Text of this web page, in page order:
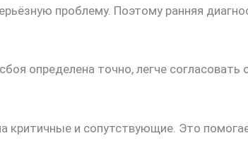
проблему. Поэтому ранняя
определена точно, легче согласовать
критичные и сопутствующие. Это